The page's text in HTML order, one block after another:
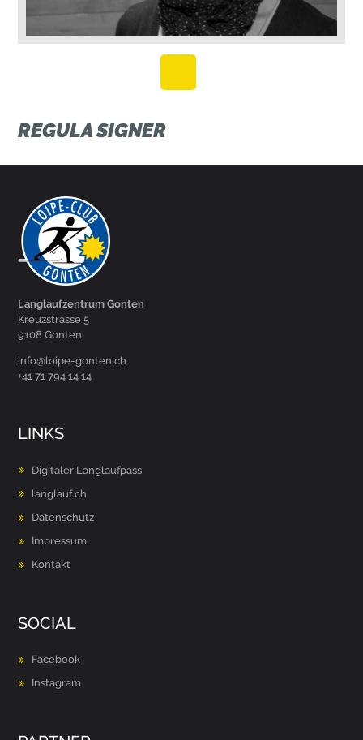
REGULA SIGNER
Langlaufzentrum Gonten
Kreuzstrasse 5
9108 Gonten
hc.netnog-epiol@ofni
+41 71 794 14 14
LINKS
Digitaler Langlaufpass
langlauf.ch
Datenschutz
Impressum
Kontakt
SOCIAL
Facebook
Instagram